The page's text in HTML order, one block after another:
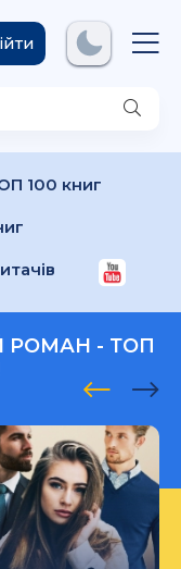
100 книг
РОМАН - ТОП